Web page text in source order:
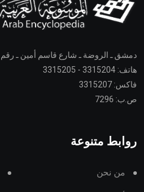
دمشق ـ الروضة ـ شارع قاسم أمين ـ رقم 39
هاتف: 3315204 - 3315205
فاكس: 3315207
ص.ب: 7296
روابط متنوعة
من نحن